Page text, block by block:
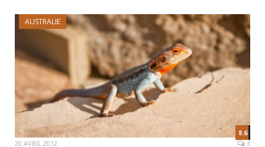
AUSTRALIE
8.6
20 AVRIL 2012
3